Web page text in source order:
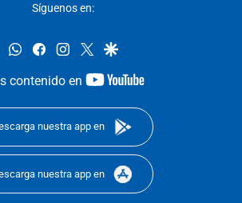
Síguenos en:
whatsappfacebookinstagram
twittergoogle
contenido en
youtube-
nuestra app en
nuestra app en